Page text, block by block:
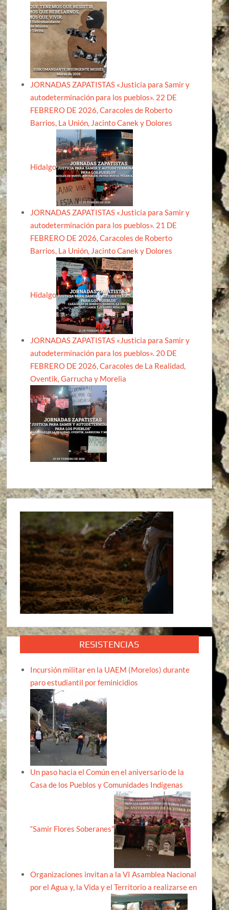
JORNADAS ZAPATISTAS «Justicia para Samir y
autodeterminación para los pueblos». 22 DE
FEBRERO DE 2026, Caracoles de Roberto
Barrios, La Unión, Jacinto Canek y Dolores
Hidalgo
JORNADAS ZAPATISTAS «Justicia para Samir y
autodeterminación para los pueblos». 21 DE
FEBRERO DE 2026, Caracoles de Roberto
Barrios, La Unión, Jacinto Canek y Dolores
Hidalgo
JORNADAS ZAPATISTAS «Justicia para Samir y
autodeterminación para los pueblos». 20 DE
FEBRERO DE 2026, Caracoles de La Realidad,
Oventik, Garrucha y Morelia
RESISTENCIAS
Incursión militar en la UAEM (Morelos) durante
paro estudiantil por feminicidios
Un paso hacia el Común en el aniversario de la
Casa de los Pueblos y Comunidades Indígenas
“Samir Flores Soberanes”
Organizaciones invitan a la VI Asamblea Nacional
por el Agua y, la Vida y el Territorio a realizarse en